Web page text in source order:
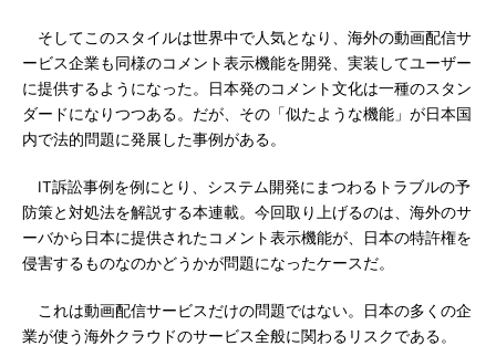
そしてこのスタイルは世界中で人気となり、海外の動画配信サ
ービス企業も同様のコメント表示機能を開発、実装してユーザー
に提供するようになった。日本発のコメント文化は一種のスタン
ダードになりつつある。だが、その「似たような機能」が日本国
内で法的問題に発展した事例がある。
IT訴訟事例を例にとり、システム開発にまつわるトラブルの予
防策と対処法を解説する本連載。今回取り上げるのは、海外のサ
ーバから日本に提供されたコメント表示機能が、日本の特許権を
侵害するものなのかどうかが問題になったケースだ。
これは動画配信サービスだけの問題ではない。日本の多くの企
業が使う海外クラウドのサービス全般に関わるリスクである。